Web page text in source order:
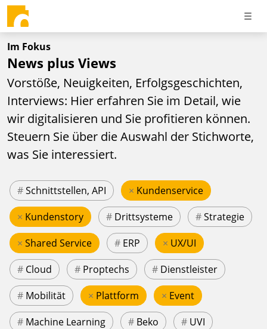
Im Fokus
News plus Views
Vorstöße, Neuigkeiten, Erfolgsgeschichten,
Interviews: Hier erfahren Sie im Detail, wie
wir digitalisieren und Sie profitieren können.
Steuern Sie über die Auswahl der Stichworte,
was Sie interessiert.
#Schnittstellen, API × Kundenservice
× Kundenstory # Drittsysteme #Strategie
× Shared Service # ERP × UX/UI
# Cloud # Proptechs # Dienstleister
# Mobilität × Plattform × Event
# Machine Learning # Beko # UVI